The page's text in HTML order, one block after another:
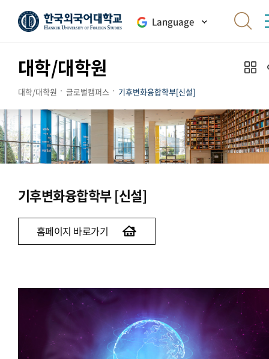
Language
대학/대학원
대학/대학원 글로벌캠퍼스 기후변화융합학부[신설]
기후변화융합학부 [신설]
홈페이지 바로가기